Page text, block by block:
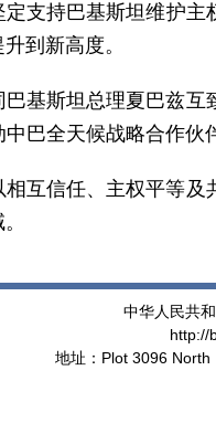
支持巴基斯坦维护
到新高度。
巴基斯坦总理夏巴兹
中巴全天候战略合作伙
互信任、主权平等
中华人民共
http://
地址：Plot 3096